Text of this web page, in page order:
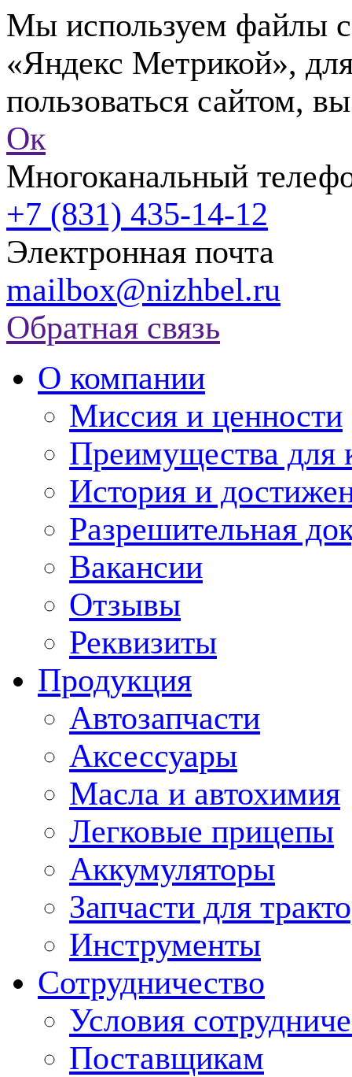
Мы используем файлы
«Яндекс Метрикой»,
пользоваться сайтом,
Ок
Многоканальный
+7 (831) 435-14-12
Электронная почта
mailbox@nizhbel.ru
Обратная связь
О компании
Миссия и ценности
Преимущества для
История и
Разрешительная
Вакансии
Отзывы
Реквизиты
Продукция
Автозапчасти
Аксессуары
Масла и автохимия
Легковые прицепы
Аккумуляторы
Запчасти для
Инструменты
Сотрудничество
Условия
Поставщикам